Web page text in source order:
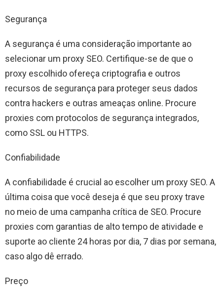
Segurança
A segurança é uma consideração importante ao
selecionar um proxy SEO. Certifique-se de que o
proxy escolhido ofereça criptografia e outros
recursos de segurança para proteger seus dados
contra hackers e outras ameaças online. Procure
proxies com protocolos de segurança integrados,
como SSL ou HTTPS.
Confiabilidade
A confiabilidade é crucial ao escolher um proxy SEO. A
última coisa que você deseja é que seu proxy trave
no meio de uma campanha crítica de SEO. Procure
proxies com garantias de alto tempo de atividade e
suporte ao cliente 24 horas por dia, 7 dias por semana,
caso algo dê errado.
Preço